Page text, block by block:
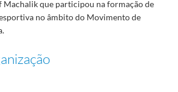
Machalik que participou na formação de
no âmbito do Movimento de